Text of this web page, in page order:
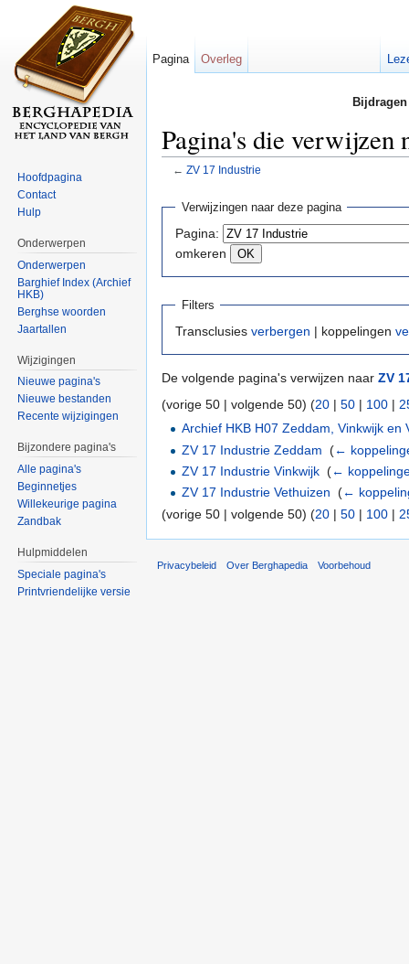
Pagina's die
← ZV 17 Industrie
Verwijzingen naar deze pagina
Pagina:
omkeren
Filters
Transclusies verbergen | koppelingen
De volgende pagina's verwijzen naar ZV
(vorige 50 | volgende 50) (20 | 50 | 100 |
Archief HKB H07 Zeddam, Vinkwijk en
ZV 17 Industrie Zeddam ‎(←
ZV 17 Industrie Vinkwijk ‎(←
ZV 17 Industrie Vethuizen ‎(←
(vorige 50 | volgende 50) (20 | 50 | 100 |
Pagina Overleg
Hoofdpagina
Contact
Hulp
Onderwerpen
Onderwerpen
Barghief Index (Archief
HKB)
Berghse woorden
Jaartallen
Wijzigingen
Nieuwe pagina's
Nieuwe bestanden
Recente wijzigingen
Bijzondere pagina's
Alle pagina's
Beginnetjes
Willekeurige pagina
Zandbak
Hulpmiddelen
Speciale pagina's
Printvriendelijke versie
Privacybeleid Over Berghapedia Voorbehoud